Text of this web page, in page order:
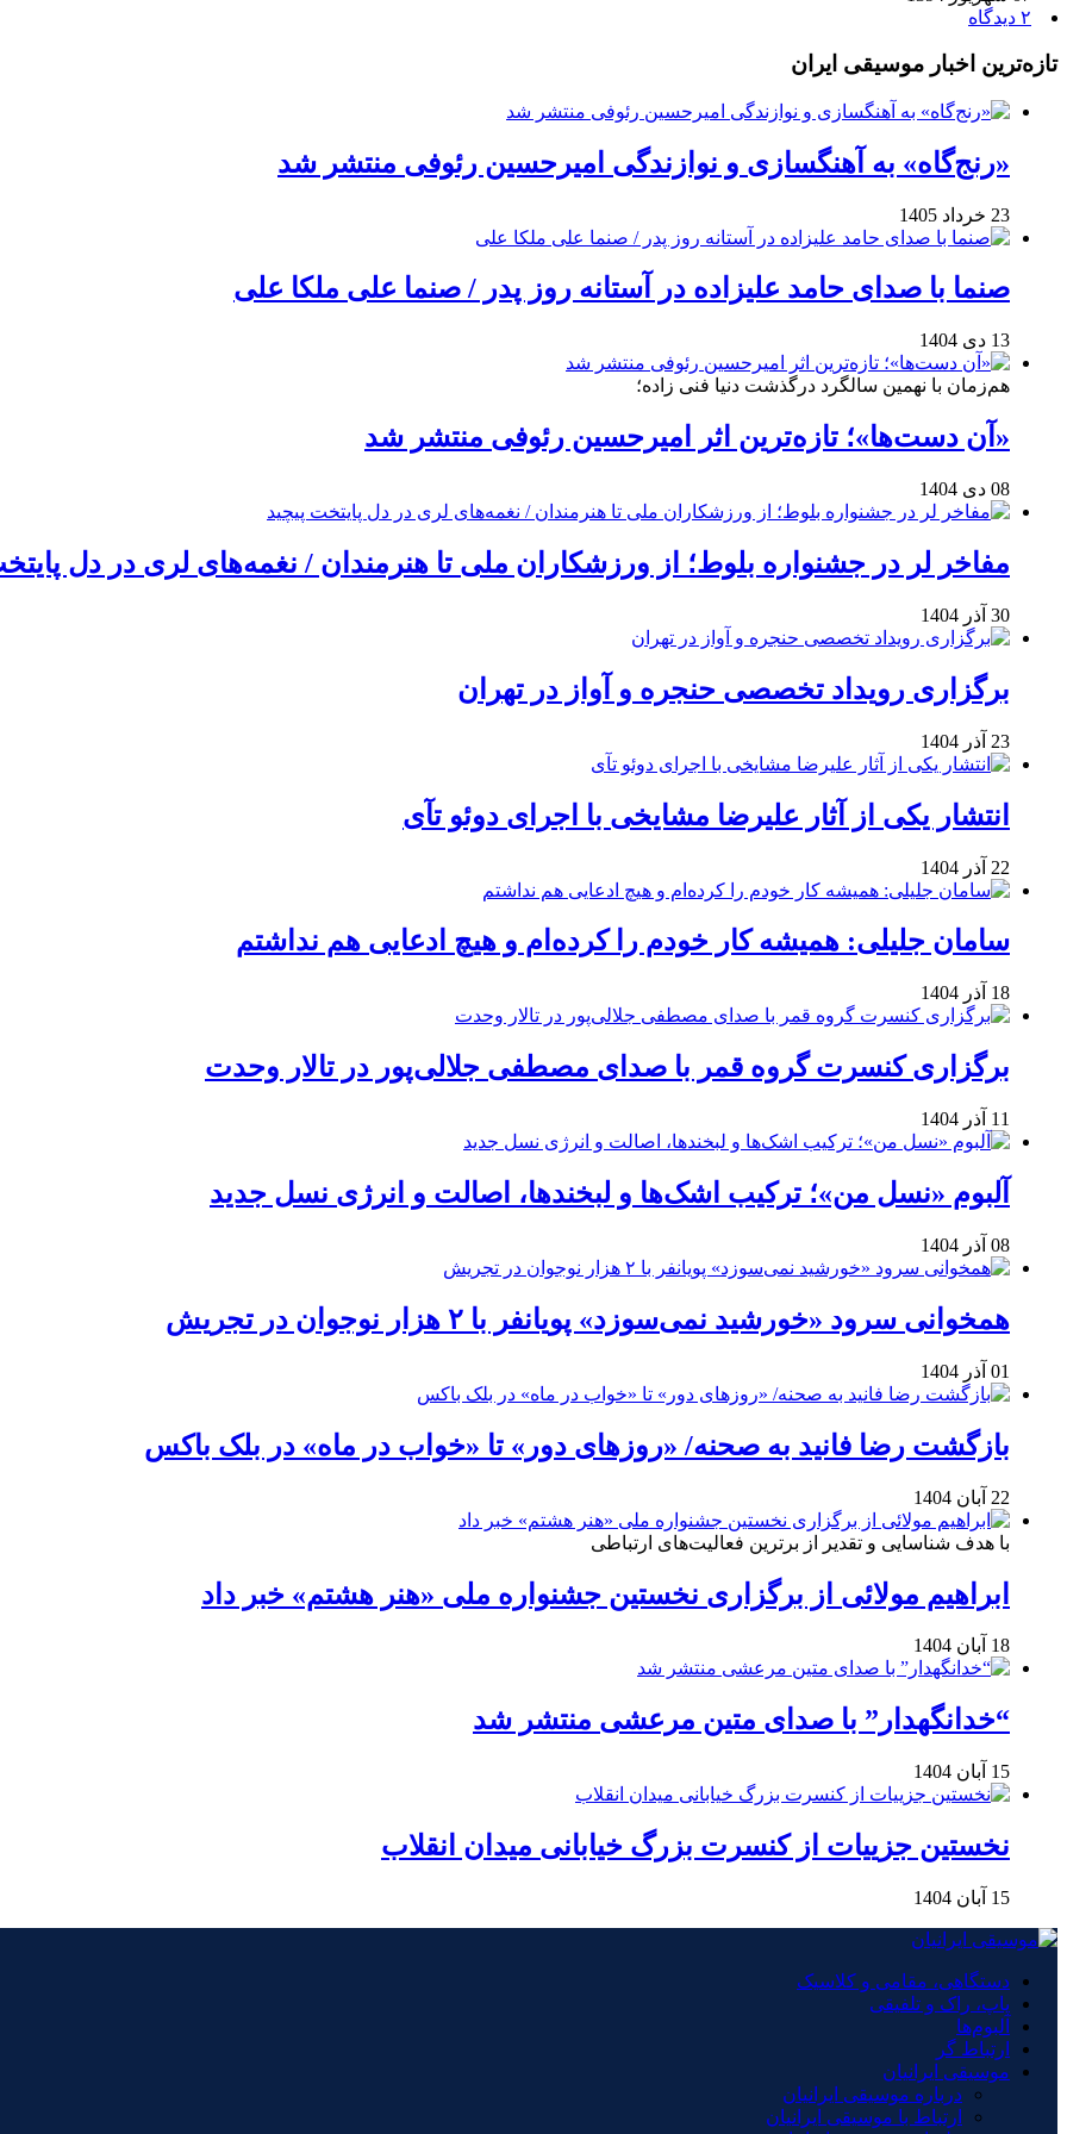
۲ دیدگاه
تازه‌ترین اخبار موسیقی ایران
«رنج‌گاه» به آهنگسازی و نوازندگی امیرحسین رئوفی منتشر شد
23 خرداد 1405
صنما با صدای حامد علیزاده در آستانه روز پدر / صنما علی ملکا علی
13 دی 1404
هم‌زمان با نهمین سالگرد درگذشت دنیا فنی زاده؛
«آن دست‌ها»؛ تازه‌ترین اثر امیرحسین رئوفی منتشر شد
08 دی 1404
مفاخر لر در جشنواره بلوط؛ از ورزشکاران ملی تا هنرمندان / نغمه‌های لری در دل
30 آذر 1404
برگزاری رویداد تخصصی حنجره و آواز در تهران
23 آذر 1404
انتشار یکی از آثار علیرضا مشایخی با اجرای دوئو تآی
22 آذر 1404
سامان جلیلی: همیشه کار خودم را کرده‌ام و هیچ ادعایی هم نداشتم
18 آذر 1404
برگزاری کنسرت گروه قمر با صدای مصطفی جلالی‌پور در تالار وحدت
11 آذر 1404
آلبوم «نسل من»؛ ترکیب اشک‌ها و لبخندها، اصالت و انرژی نسل جدید
08 آذر 1404
همخوانی سرود «خورشید نمی‌سوزد» پویانفر با ۲ هزار نوجوان در تجریش
01 آذر 1404
بازگشت رضا فانید به صحنه/ «روزهای دور» تا «خواب در ماه» در بلک باکس
22 آبان 1404
با هدف شناسایی و تقدیر از برترین فعالیت‌های ارتباطی
ابراهیم مولائی از برگزاری نخستین جشنواره ملی «هنر هشتم» خبر داد
18 آبان 1404
“خدانگهدار” با صدای متین مرعشی منتشر شد
15 آبان 1404
نخستین جزییات از کنسرت بزرگ خیابانی میدان انقلاب
15 آبان 1404
دستگاهی، مقامی و کلاسیک
پاپ، راک و تلفیقی
آلبوم‌ها
ارتباط گر
موسیقی ایرانیان
درباره موسیقی ایرانیان
ارتباط با موسیقی ایرانیان